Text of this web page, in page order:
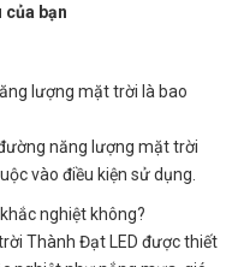
của bạn
lượng mặt trời là bao
năng lượng mặt trời
vào điều kiện sử dụng.
nghiệt không?
Thành Đạt LED được thiết